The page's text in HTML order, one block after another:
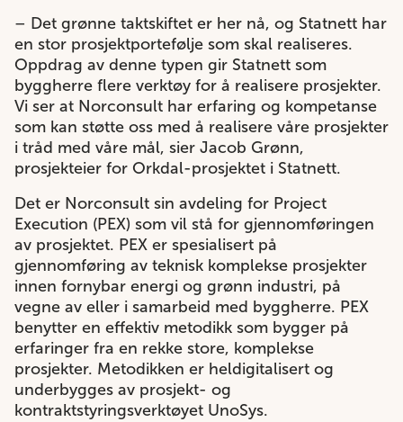
– Det grønne taktskiftet er her nå, og Statnett har
en stor prosjektportefølje som skal realiseres.
Oppdrag av denne typen gir Statnett som
byggherre flere verktøy for å realisere prosjekter.
Vi ser at Norconsult har erfaring og kompetanse
som kan støtte oss med å realisere våre prosjekter
i tråd med våre mål, sier Jacob Grønn,
prosjekteier for Orkdal-prosjektet i Statnett.
Det er Norconsult sin avdeling for Project
Execution (PEX) som vil stå for gjennomføringen
av prosjektet. PEX er spesialisert på
gjennomføring av teknisk komplekse prosjekter
innen fornybar energi og grønn industri, på
vegne av eller i samarbeid med byggherre. PEX
benytter en effektiv metodikk som bygger på
erfaringer fra en rekke store, komplekse
prosjekter. Metodikken er heldigitalisert og
underbygges av prosjekt- og
kontraktstyringsverktøyet UnoSys.